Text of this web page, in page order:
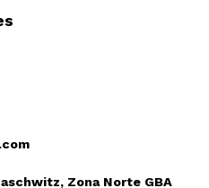
Zona Norte GBA